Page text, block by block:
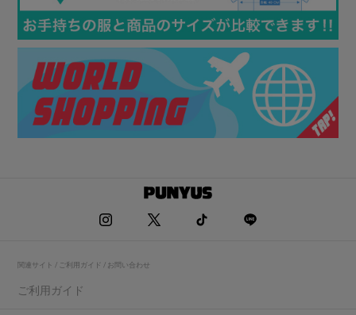
関連サイト / ご利用ガイド / お問い合わせ
ご利用ガイド